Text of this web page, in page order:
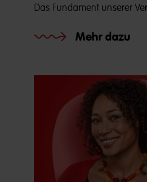
Das Fundament unserer
Mehr dazu